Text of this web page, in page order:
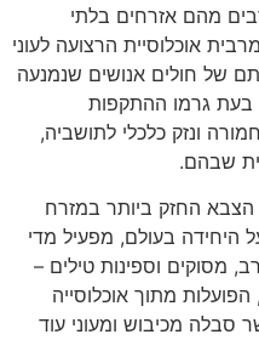
מהם אזרחים בלתי
אוכלוסיית הרצועה לעוני
של חולים אנושים שנמנעה
בעת גרמו ההתקפות
ונזק כלכלי לתושביה,
שבהם.
הצבא החזק ביותר במזרח
היחידה בעולם, מפעיל מדי
מסוקים וספינות טילים –
מתוך אוכלוסייה
מכיבוש ומעוני עוד